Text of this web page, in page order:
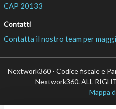
CAP 20133
Contatti
Contatta il nostro team per
Nextwork360 - Codice fiscale e
Nextwork360. ALL
Mappa